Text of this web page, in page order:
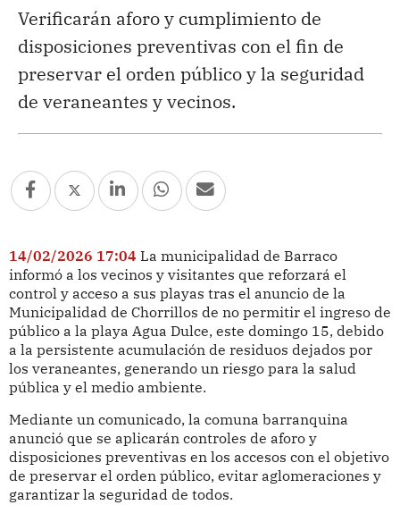
Verificarán aforo y cumplimiento de
disposiciones preventivas con el fin de
preservar el orden público y la seguridad
de veraneantes y vecinos.
14/02/2026 17:04 La municipalidad de Barraco
informó a los vecinos y visitantes que reforzará el
control y acceso a sus playas tras el anuncio de la
Municipalidad de Chorrillos de no permitir el ingreso de
público a la playa Agua Dulce, este domingo 15, debido
a la persistente acumulación de residuos dejados por
los veraneantes, generando un riesgo para la salud
pública y el medio ambiente.
Mediante un comunicado, la comuna barranquina
anunció que se aplicarán controles de aforo y
disposiciones preventivas en los accesos con el objetivo
de preservar el orden público, evitar aglomeraciones y
garantizar la seguridad de todos.